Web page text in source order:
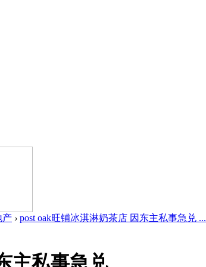
产 › post oak旺铺冰淇淋奶茶店 因东主私事急兑 ...
主私事急兑